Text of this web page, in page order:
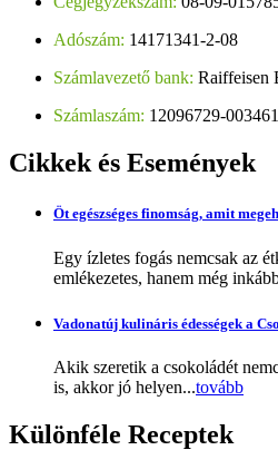
Adószám: 14171341-2-08
Számlavezető bank: Raiffeisen
Számlaszám: 12096729-
Cikkekés Események
Öt egészséges finomság, amit
Egy ízletes fogás nemcsak az
emlékezetes, hanem még
Vadonatúj kulináris édességek a
Akik szeretik a csokoládét
is, akkor jó helyen...tovább
Különféle Receptek